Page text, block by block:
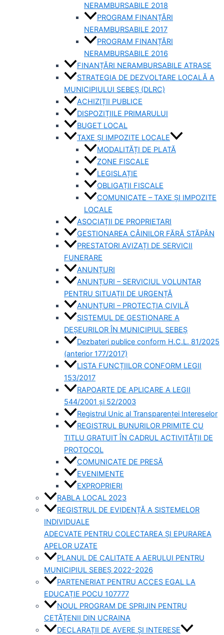
NERAMBURSABILE 2018
PROGRAM FINANȚĂRI
NERAMBURSABILE 2017
PROGRAM FINANȚĂRI
NERAMBURSABILE 2016
FINANȚĂRI NERAMBURSABILE ATRASE
STRATEGIA DE DEZVOLTARE LOCALĂ A
MUNICIPIULUI SEBEȘ (DLRC)
ACHIZIȚII PUBLICE
DISPOZIȚIILE PRIMARULUI
BUGET LOCAL
TAXE ȘI IMPOZITE LOCALE
MODALITĂȚI DE PLATĂ
ZONE FISCALE
LEGISLAȚIE
OBLIGAȚII FISCALE
COMUNICATE – TAXE ȘI IMPOZITE
LOCALE
ASOCIAȚII DE PROPRIETARI
GESTIONAREA CÂINILOR FĂRĂ STĂPÂN
PRESTATORI AVIZAȚI DE SERVICII
FUNERARE
ANUNȚURI
ANUNȚURI – SERVICIUL VOLUNTAR
PENTRU SITUAȚII DE URGENȚĂ
ANUNȚURI – PROTECȚIA CIVILĂ
SISTEMUL DE GESTIONARE A
DEȘEURILOR ÎN MUNICIPIUL SEBEȘ
Dezbateri publice conform H.C.L. 81/2025
(anterior 177/2017)
LISTA FUNCȚIILOR CONFORM LEGII
153/2017
RAPOARTE DE APLICARE A LEGII
544/2001 și 52/2003
Registrul Unic al Transparenței Intereselor
REGISTRUL BUNURILOR PRIMITE CU
TITLU GRATUIT ÎN CADRUL ACTIVITĂȚII DE
PROTOCOL
COMUNICATE DE PRESĂ
EVENIMENTE
EXPROPRIERI
RABLA LOCAL 2023
REGISTRUL DE EVIDENȚĂ A SISTEMELOR
INDIVIDUALE
ADECVATE PENTRU COLECTAREA ȘI EPURAREA
APELOR UZATE
PLANUL DE CALITATE A AERULUI PENTRU
MUNICIPIUL SEBEȘ 2022-2026
PARTENERIAT PENTRU ACCES EGAL LA
EDUCAȚIE POCU 107777
NOUL PROGRAM DE SPRIJIN PENTRU
CETĂȚENII DIN UCRAINA
DECLARAȚII DE AVERE ȘI INTERESE